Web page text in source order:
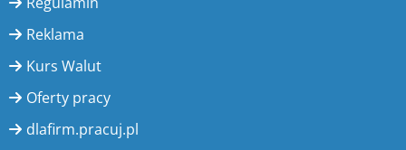
Reklama
Kurs Walut
Oferty pracy
dlafirm.pracuj.pl